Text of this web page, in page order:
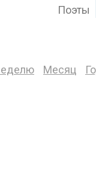
Поэты
Месяц